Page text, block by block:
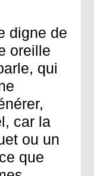
digne de
oreille
qui
car la
ou un
que